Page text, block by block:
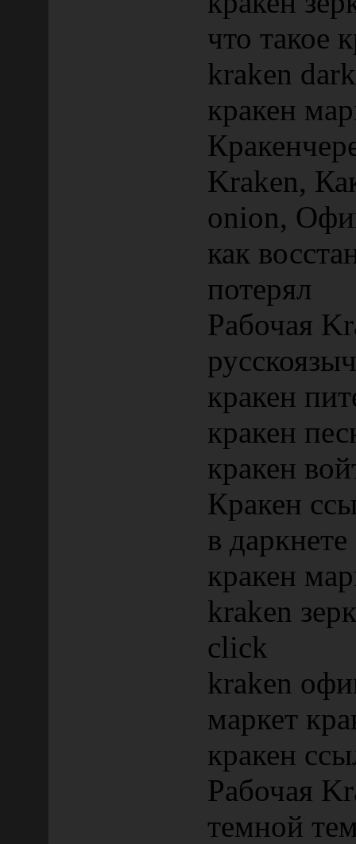
что такое
kraken
кракен
Kraken,
onion,
как
потерял
Рабочая
кракен
кракен
кракен
Кракен
в даркнете
кракен
kraken
click
kraken
маркет
кракен
Рабочая
темной